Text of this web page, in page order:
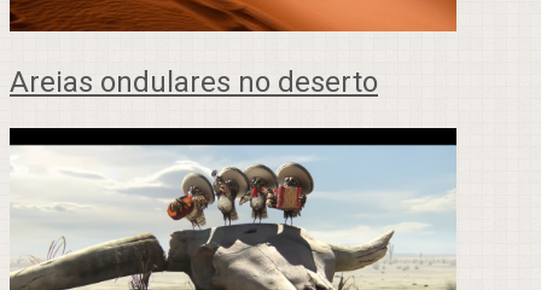
Areias ondulares no deserto